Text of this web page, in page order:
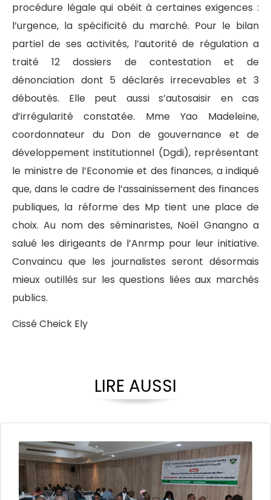
procédure légale qui obéit à certaines exigences :
l’urgence, la spécificité du marché. Pour le bilan
partiel de ses activités, l’autorité de régulation a
traité 12 dossiers de contestation et de
dénonciation dont 5 déclarés irrecevables et 3
déboutés. Elle peut aussi s’autosaisir en cas
d’irrégularité constatée. Mme Yao Madeleine,
coordonnateur du Don de gouvernance et de
développement institutionnel (Dgdi), représentant
le ministre de l’Economie et des finances, a indiqué
que, dans le cadre de l’assainissement des finances
publiques, la réforme des Mp tient une place de
choix. Au nom des séminaristes, Noël Gnangno a
salué les dirigeants de l’Anrmp pour leur initiative.
Convaincu que les journalistes seront désormais
mieux outillés sur les questions liées aux marchés
publics.
Cissé Cheick Ely
LIRE AUSSI